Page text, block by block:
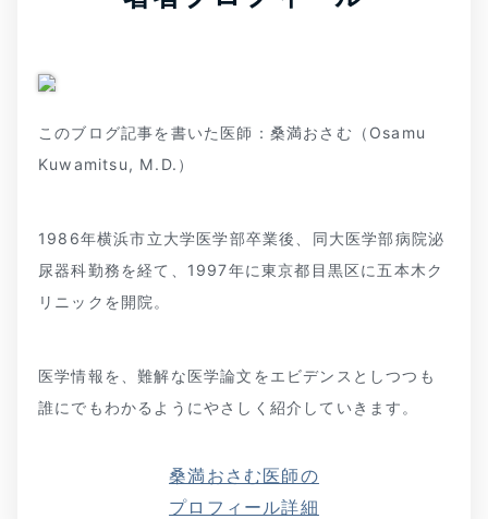
このブログ記事を書いた医師：桑満おさむ（Osamu
Kuwamitsu, M.D.）
1986年横浜市立大学医学部卒業後、同大医学部病院泌
尿器科勤務を経て、1997年に東京都目黒区に五本木ク
リニックを開院。
医学情報を、難解な医学論文をエビデンスとしつつも
誰にでもわかるようにやさしく紹介していきます。
桑満おさむ医師の
プロフィール詳細